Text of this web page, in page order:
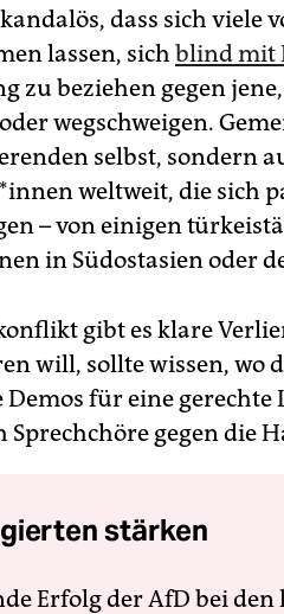
dass sich viele
lassen, sich blind mit
zu beziehen gegen
wegschweigen.
selbst, sondern
weltweit, die sich
– von einigen
in Südostasien oder
gibt es klare
will, sollte wissen, wo
Demos für eine
Sprechchöre gegen die
stärken
Erfolg der AfD bei